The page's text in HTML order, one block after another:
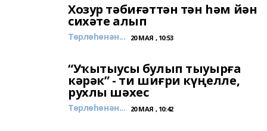
Хозур тәбиғәттән тән һәм йән
сихәте алып
Төрлөһөнән... 20 МАЯ , 10:53
“Уҡытыусы булып тыуырға
кәрәк” - ти шиғри күңелле,
рухлы шәхес
Төрлөһөнән... 20 МАЯ , 10:42